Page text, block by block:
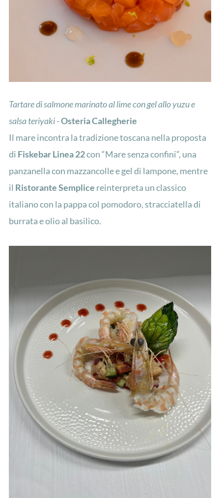
Tartare di salmone marinato al lime con gel allo yuzu e
salsa teriyaki-Osteria Callegherie
Il mare incontra la tradizione toscana nella proposta
di Fiskebar Linea 22con “Mare senza confini”, una
panzanella con mazzancolle e gel di lampone, mentre
il Ristorante Semplice reinterpreta un classico
italiano con la pappa col pomodoro, stracciatella di
burrata e olio al basilico.